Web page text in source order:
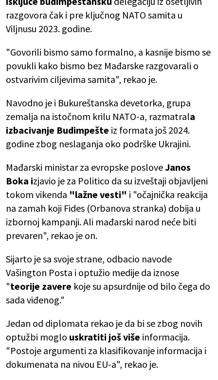
razgovora čak i pre ključnog NATO samita u
Viljnusu 2023. godine.
"Govorili bismo samo formalno, a kasnije bismo se
povukli kako bismo bez Mađarske razgovarali o
ostvarivim ciljevima samita", rekao je.
Navodno je i Bukureštanska devetorka, grupa
zemalja na istočnom krilu NATO-a, razmatrala
izbacivanje Budimpešte iz formata još 2024.
godine zbog neslaganja oko podrške Ukrajini.
Mađarski ministar za evropske posloveJanos
Boka izjavio je za Politico da su izveštaji objavljeni
tokom vikenda "lažne vesti" i "očajnička reakcija
na zamah koji Fides (Orbanova stranka) dobija u
izbornoj kampanji. Ali mađarski narod neće biti
prevaren", rekao je on.
Sijarto je sa svoje strane, odbacio navode
Vašington Posta i optužio medije da iznose
"teorije zavere koje su apsurdnije od bilo čega do
sada viđenog."
Jedan od diplomata rekao je da bi se zbog novih
optužbi moglo uskratiti još više informacija.
"Postoje argumenti za klasifikovanje informacija i
dokumenata na nivou EU-a", rekao je.